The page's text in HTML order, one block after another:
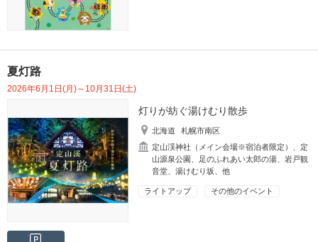
夏灯路
2026年6月1日(月)～10月31日(土)
灯りが紡ぐ湯けむり散歩
北海道
札幌市南区
定山渓神社（メイン会場※宿泊者限定）、定
山源泉公園、足のふれあい太郎の湯、岩戸観
音堂、湯けむり坂、他
ライトアップ その他のイベント